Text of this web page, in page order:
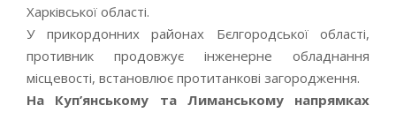
Харківської області.
У прикордонних районах Бєлгородської області,
противник продовжує інженерне обладнання
місцевості, встановлює протитанкові загородження.
На Куп’янському та Лиманському напрямках